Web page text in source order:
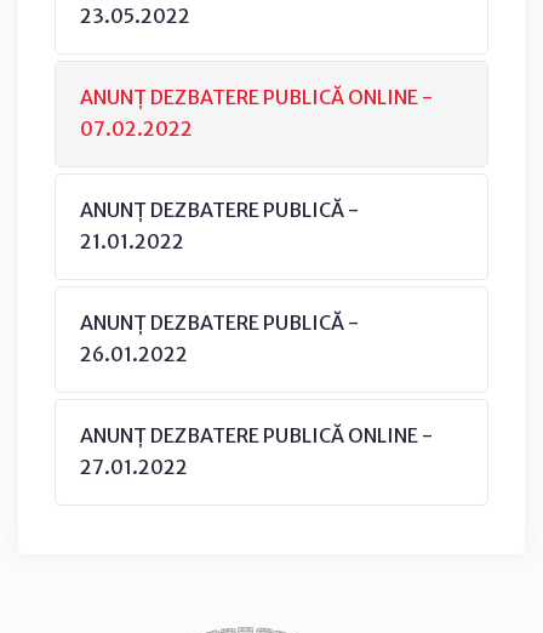
23.05.2022
ANUNȚ DEZBATERE PUBLICĂ ONLINE -
07.02.2022
ANUNȚ DEZBATERE PUBLICĂ -
21.01.2022
ANUNȚ DEZBATERE PUBLICĂ -
26.01.2022
ANUNȚ DEZBATERE PUBLICĂ ONLINE -
27.01.2022